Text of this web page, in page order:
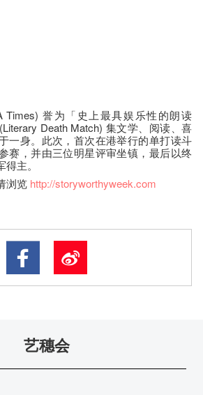
Times) 誉为「史上最具娱乐性的朗读
Death Match) 集文学、阅读、喜
一身。此次，首次在港举行的单打读斗
赛，并由三位明星评审坐镇，最后以终
主。
浏览 http://storyworthyweek.com
艺穗会